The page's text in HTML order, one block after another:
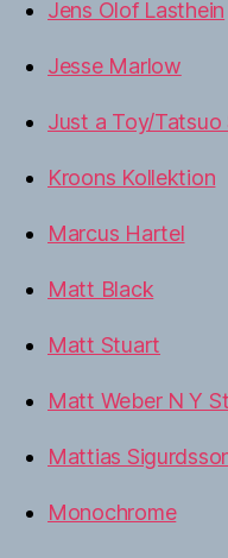
Jens Olof Lasthein
Jesse Marlow
Just a Toy/
Kroons Kollektion
Marcus Hartel
Matt Black
Matt Stuart
Matt Weber N Y
Mattias
Monochrome